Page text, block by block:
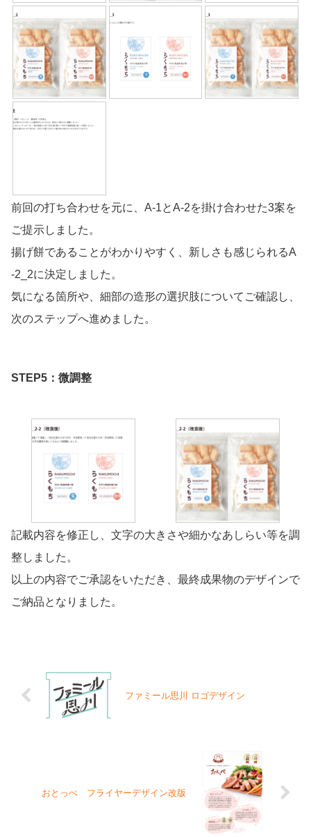
前回の打ち合わせを元に、A-1とA-2を掛け合わせた3案を
ご提示しました。
揚げ餅であることがわかりやすく、新しさも感じられるA
-2_2に決定しました。
気になる箇所や、細部の造形の選択肢についてご確認し、
次のステップへ進めました。
STEP5：微調整
記載内容を修正し、文字の大きさや細かなあしらい等を調
整しました。
以上の内容でご承認をいただき、最終成果物のデザインで
ご納品となりました。
ファミール思川 ロゴデザイン
おとっぺ フライヤーデザイン改版